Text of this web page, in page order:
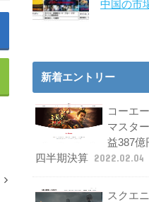
中国の市
新着エントリー
コーエ
マスタ
益387
四半期決算 2022.02.04
スクエ